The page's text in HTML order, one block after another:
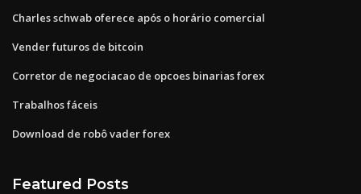
Charles schwab oferece após o horário comercial
Vender futuros de bitcoin
Corretor de negociacao de opcoes binarias forex
Trabalhos fáceis
Download de robô vader forex
Featured Posts